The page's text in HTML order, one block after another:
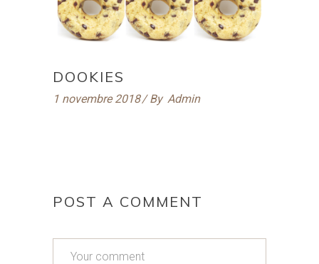
DOOKIES
1 novembre 2018 By Admin
POST A COMMENT